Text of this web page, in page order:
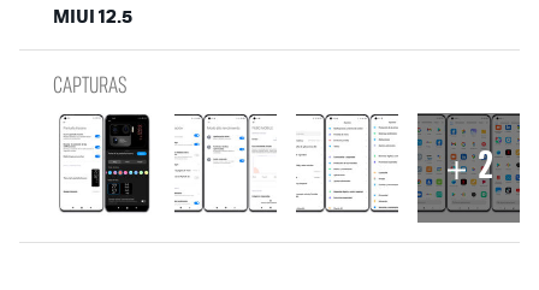
MIUI 12.5
CAPTURAS
2